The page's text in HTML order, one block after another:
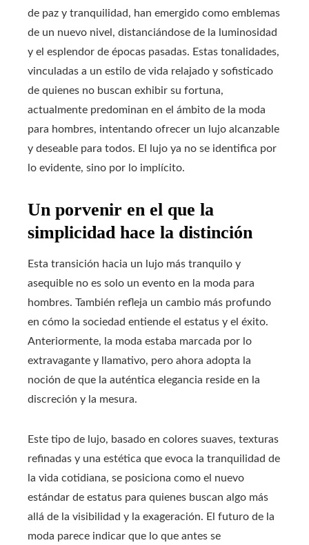
de paz y tranquilidad, han emergido como emblemas
de un nuevo nivel, distanciándose de la luminosidad
y el esplendor de épocas pasadas. Estas tonalidades,
vinculadas a un estilo de vida relajado y sofisticado
de quienes no buscan exhibir su fortuna,
actualmente predominan en el ámbito de la moda
para hombres, intentando ofrecer un lujo alcanzable
y deseable para todos. El lujo ya no se identifica por
lo evidente, sino por lo implícito.
Un porvenir en el que la
simplicidad hace la distinción
Esta transición hacia un lujo más tranquilo y
asequible no es solo un evento en la moda para
hombres. También refleja un cambio más profundo
en cómo la sociedad entiende el estatus y el éxito.
Anteriormente, la moda estaba marcada por lo
extravagante y llamativo, pero ahora adopta la
noción de que la auténtica elegancia reside en la
discreción y la mesura.
Este tipo de lujo, basado en colores suaves, texturas
refinadas y una estética que evoca la tranquilidad de
la vida cotidiana, se posiciona como el nuevo
estándar de estatus para quienes buscan algo más
allá de la visibilidad y la exageración. El futuro de la
moda parece indicar que lo que antes se